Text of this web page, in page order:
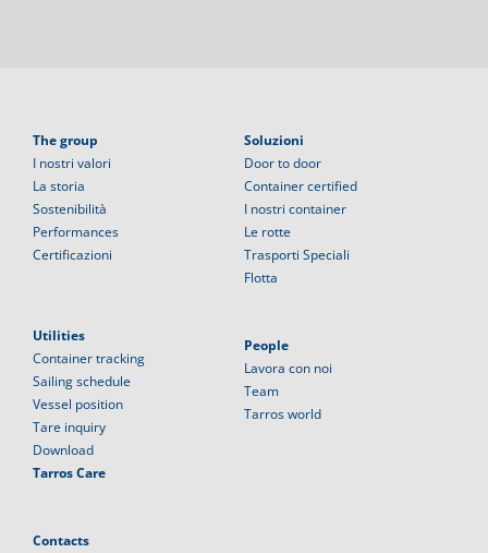
The group
I nostri valori
La storia
Sostenibilità
Performances
Certificazioni
Soluzioni
Door to door
Container certified
I nostri container
Le rotte
Trasporti Speciali
Flotta
Utilities
Container tracking
Sailing schedule
Vessel position
Tare inquiry
Download
Tarros Care
People
Lavora con noi
Team
Tarros world
Contacts